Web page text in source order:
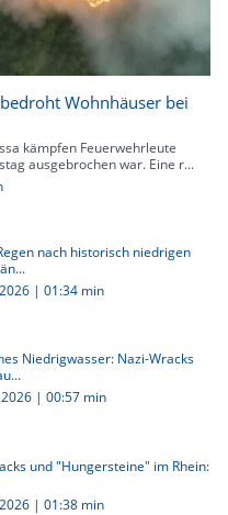
Wohnhäuser bei
kämpfen Feuerwehrleute
ausgebrochen war. Eine r...
nach historisch niedrigen
| 01:34 min
Niedrigwasser: Nazi-Wracks
| 00:57 min
und "Hungersteine" im Rhein:
| 01:38 min